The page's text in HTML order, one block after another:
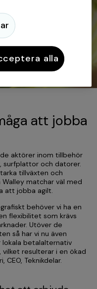
att jobba
aktörer inom tillbehör
surfplattor och datorer.
tillväxten och
matchar väl med
att jobba agilt.
behöver vi ha en
flexibilitet som krävs
Utöver de
så har vi nu även
betalalternativ
vilket resulterar i en ökad
CEO, Teknikdelar.
alla